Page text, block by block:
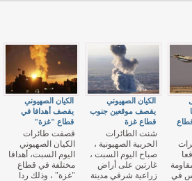
الكيان الصهيوني
يقصف أهدافا في
قطاع "غزة"
قصفت طائرات
الكيان الصهيوني
اليوم السبت، أهدافا
مختلفة في قطاع
"غزة" ، وذلك ردا
الكيان الصهيوني
يقصف موقعين جنوب
قطاع غزة
شنت الطائرات
الحربية الصهيونية ،
صباح اليوم السبت ،
غارتين على أراض
زراعية شرقي مدينة
موقعا
في